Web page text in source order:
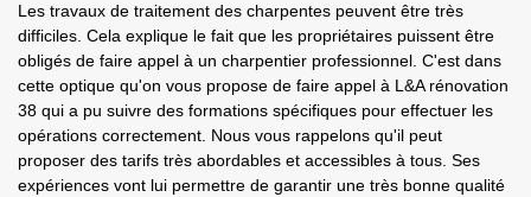
Les travaux de traitement des charpentes peuvent être très
difficiles. Cela explique le fait que les propriétaires puissent être
obligés de faire appel à un charpentier professionnel. C'est dans
cette optique qu'on vous propose de faire appel à L&A rénovation
38 qui a pu suivre des formations spécifiques pour effectuer les
opérations correctement. Nous vous rappelons qu'il peut
proposer des tarifs très abordables et accessibles à tous. Ses
expériences vont lui permettre de garantir une très bonne qualité